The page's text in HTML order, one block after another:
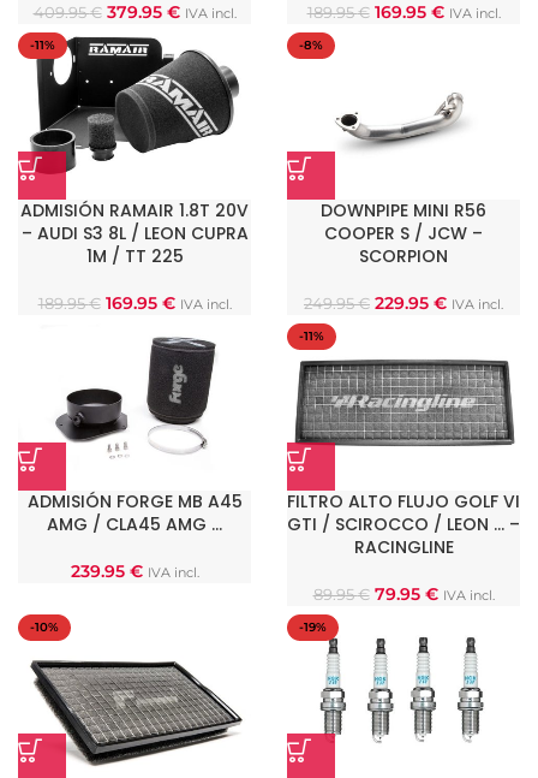
409.95€ 379.95 € IVA incl. 189.95€ 169.95 € IVA incl.
-11%
ADMISIÓN RAMAIR 1.8T 20V
– AUDI S3 8L / LEON CUPRA
1M / TT 225
189.95€ 169.95 € IVA incl.
-8%
DOWNPIPE MINI R56
COOPER S / JCW –
SCORPION
249.95€ 229.95 € IVA incl.
ADMISIÓN FORGE MB A45
AMG / CLA45 AMG …
239.95 € IVA incl.
-11%
FILTRO ALTO FLUJO GOLF VI
GTI / SCIROCCO / LEON … –
RACINGLINE
89.95€ 79.95 € IVA incl.
-10% -19%